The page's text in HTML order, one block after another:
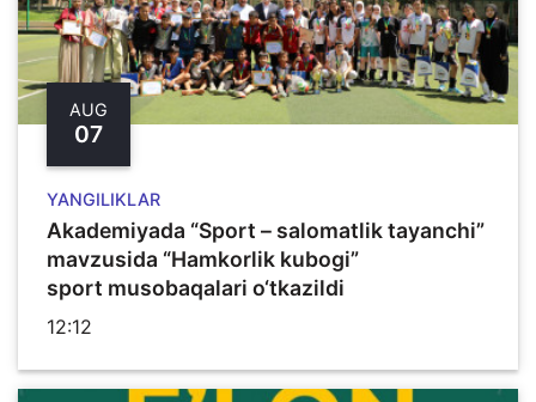
AUG
07
YANGILIKLAR
Akademiyada “Sport – salomatlik tayanchi”
mavzusida “Hamkorlik kubogi”
sport musobaqalari o‘tkazildi
12:12